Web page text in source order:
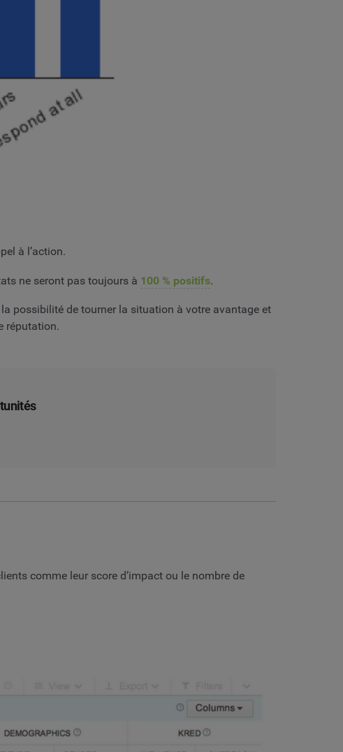
à l’action.
ne seront pas toujours à 100 % positifs.
possibilité de tourner la situation à votre avantage et
réputation.
comme leur score d’impact ou le nombre de